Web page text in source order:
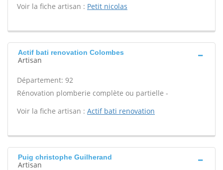
Voir la fiche artisan : Petit nicolas
Actif bati renovation Colombes
Artisan
Département: 92
Rénovation plomberie complète ou partielle -
Voir la fiche artisan : Actif bati renovation
Puig christophe Guilherand
Artisan